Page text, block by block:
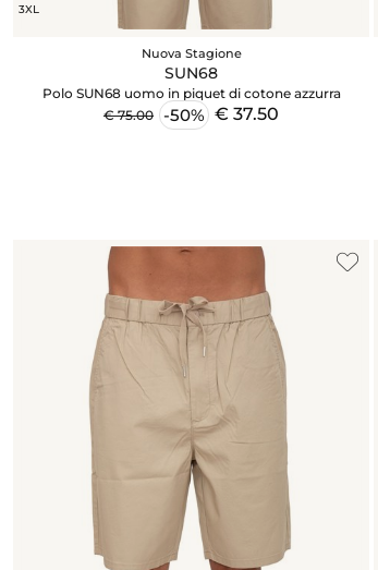
3XL
Nuova Stagione
SUN68
Polo SUN68 uomo in piquet di cotone azzurra
€ 75.00 -50% € 37.50